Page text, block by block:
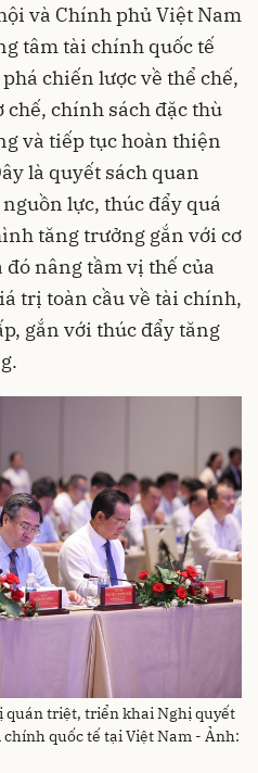
và Chính phủ Việt Nam
tâm tài chính quốc tế
chiến lược về thể chế,
chính sách đặc thù
và tiếp tục hoàn thiện
là quyết sách quan
lực, thúc đẩy quá
tăng trưởng gắn với cơ
nâng tầm vị thế của
trị toàn cầu về tài chính,
gắn với thúc đẩy tăng
quán triệt, triển khai Nghị quyết
quốc tế tại Việt Nam - Ảnh: